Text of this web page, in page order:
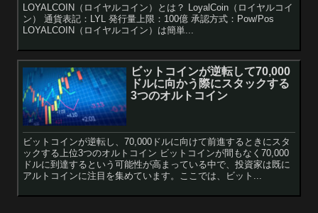
LOYALCOIN（ロイヤルコイン）とは？ LoyalCoin（ロイヤルコイ
ン） 通貨表記：LYL 発行量上限：100億 承認方式：Pow/Pos
LOYALCOIN（ロイヤルコイン）は簡単...
ビットコインが逆転して70,000
ドルに向かう際にスタックする
3つのオルトコイン
ビットコインが逆転し、70,000ドルに向けて前進するときにスタ
ックする上位3つのオルトコイン ビットコインが間もなく70,000
ドルに到達するという可能性が高まっている中で、投資家は既に
アルトコインに注目を集めています。ここでは、ビット...